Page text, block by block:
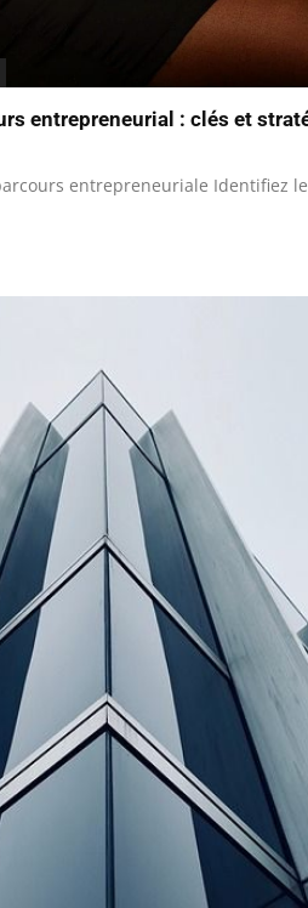
entrepreneurial : clés et
entrepreneuriale Identifiez